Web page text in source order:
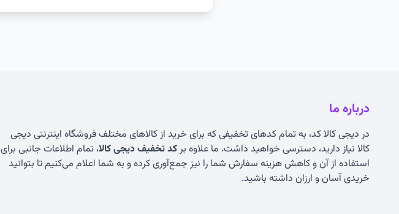
درباره ما
در دیجی کالا کد، به تمام کدهای تخفیفی که برای خرید از کالاهای مختلف فروشگاه اینترنتی دیجی
کالا نیاز دارید، دسترسی خواهید داشت. ما علاوه برکد تخفیف دیجی کالا، تمام اطلاعات جانبی برای
استفاده از آن و کاهش هزینه سفارش شما را نیز جمع‌آوری کرده و به شما اعلام می‌کنیم تا بتوانید
خریدی آسان و ارزان داشته باشید.